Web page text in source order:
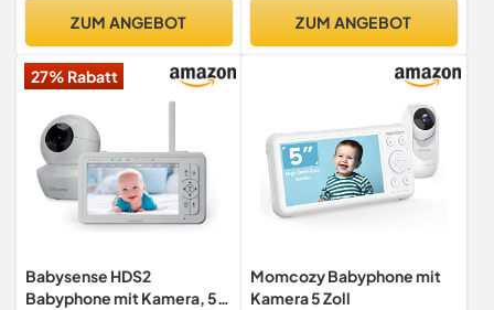
ZUM ANGEBOT
Gegensprechfunktion,
und sicher SCD643/26
ZUM ANGEBOT
27% Rabatt
Babysense HDS2
Babyphone mit Kamera, 5
Momcozy Babyphone mit
Kamera 5 Zoll